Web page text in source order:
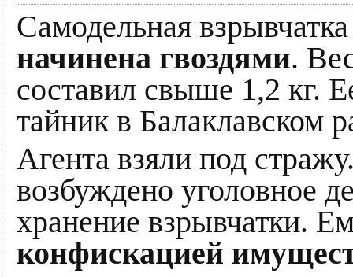
Самодельная
начинена гвоздями.
составил свыше 1,2 кг.
тайник в Балаклавском
Агента взяли под
возбуждено уголовное
хранение взрывчатки.
конфискацией